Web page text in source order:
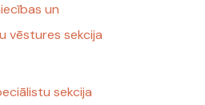
un
vēstures sekcija
sekcija